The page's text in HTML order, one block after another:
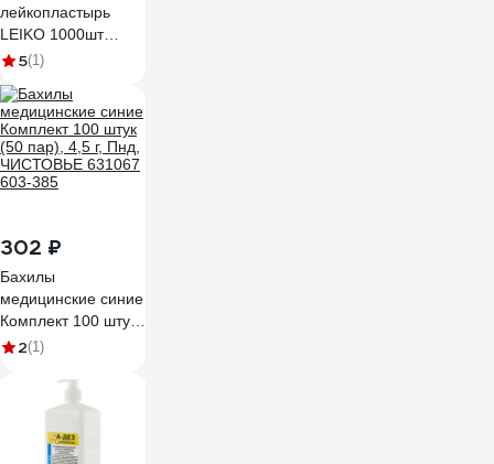
лейкопластырь
LEIKO 1000шт
1,9х7,2 см на
телесного цвета
213575 630249
5(1)
302 ₽
Бахилы
медицинские синие
Комплект 100 штук
(50 пар), 4,5 г, Пнд,
603-385
2(1)